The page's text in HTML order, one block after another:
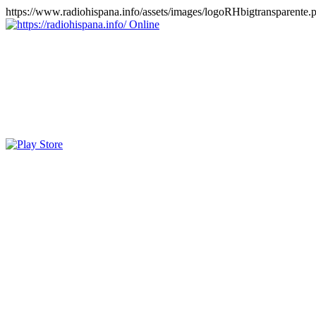
https://www.radiohispana.info/assets/images/
Online